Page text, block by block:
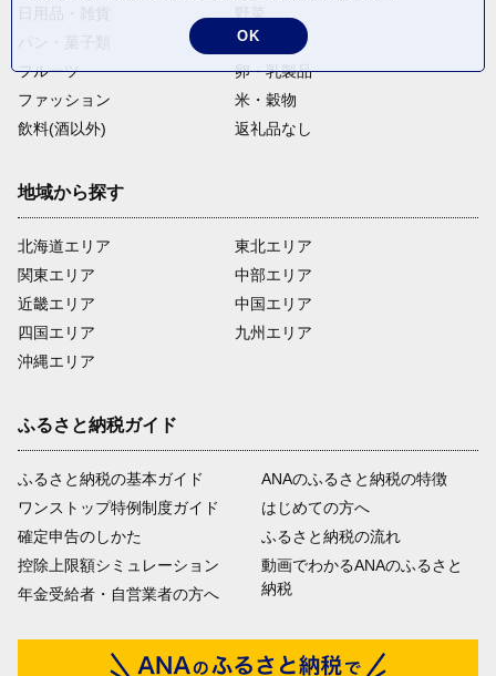
野菜
電化製品
フルーツ
卵・乳製品
ファッション
米・穀物
飲料(酒以外)
返礼品なし
地域から探す
北海道エリア
関東エリア
近畿エリア
四国エリア
沖縄エリア
東北エリア
中部エリア
中国エリア
九州エリア
ふるさと納税ガイド
ふるさと納税の基本ガイド
ワンストップ特例制度ガイド
確定申告のしかた
控除上限額シミュレーション
年金受給者・自営業者の方へ
ANAのふるさと納税の特徴
はじめての方へ
ふるさと納税の流れ
動画でわかるANAのふるさと
納税
OK